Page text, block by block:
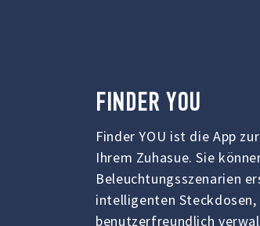
FINDERYOU
Finder YOU ist die App
Ihrem Zuhasue. Sie
Beleuchtungsszenarien
intelligenten Steckdosen,
benutzerfreundlich